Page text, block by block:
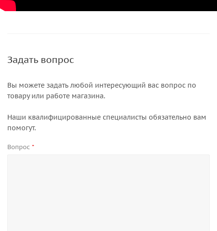
Задать вопрос
Вы можете задать любой интересующий вас вопрос по
товару или работе магазина.
Наши квалифицированные специалисты обязательно вам
помогут.
Вопрос *